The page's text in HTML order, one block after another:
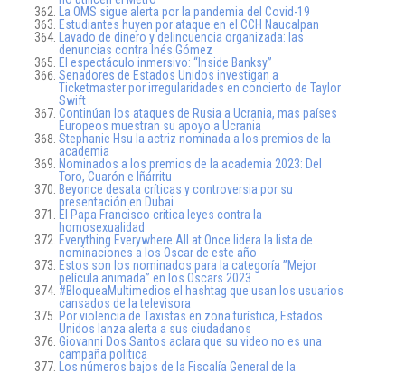
La OMS sigue alerta por la pandemia del Covid-19
Estudiantes huyen por ataque en el CCH Naucalpan
Lavado de dinero y delincuencia organizada: las
denuncias contra Inés Gómez
El espectáculo inmersivo: “Inside Banksy”
Senadores de Estados Unidos investigan a
Ticketmaster por irregularidades en concierto de Taylor
Swift
Continúan los ataques de Rusia a Ucrania, mas países
Europeos muestran su apoyo a Ucrania
Stephanie Hsu la actriz nominada a los premios de la
academia
Nominados a los premios de la academia 2023: Del
Toro, Cuarón e Iñárritu
Beyonce desata críticas y controversia por su
presentación en Dubai
El Papa Francisco critica leyes contra la
homosexualidad
Everything Everywhere All at Once lidera la lista de
nominaciones a los Oscar de este año
Estos son los nominados para la categoría ”Mejor
película animada” en los Oscars 2023
#BloqueaMultimedios el hashtag que usan los usuarios
cansados de la televisora
Por violencia de Taxistas en zona turística, Estados
Unidos lanza alerta a sus ciudadanos
Giovanni Dos Santos aclara que su video no es una
campaña política
Los números bajos de la Fiscalía General de la